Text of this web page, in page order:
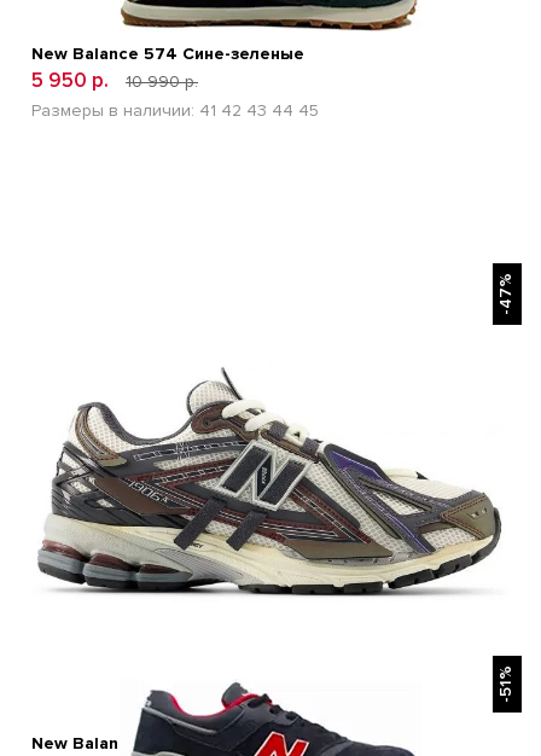
New Balance 574 Сине-зеленые
5 950 р.
10 990 р.
Размеры в наличии: 41 42 43 44 45
-47%
New Balance 1906A Crimson Sea Salt
-51%